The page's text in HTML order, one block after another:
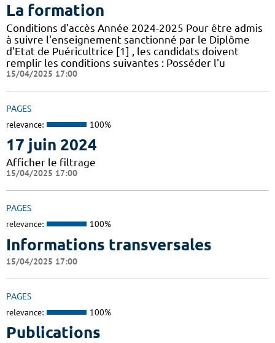
La formation
Conditions d'accès Année 2024-2025 Pour être admis
à suivre l'enseignement sanctionné par le Diplôme
d'Etat de Puéricultrice [1] , les candidats doivent
remplir les conditions suivantes : Posséder l'u
15/04/2025 17:00
PAGES
relevance: 100%
17 juin 2024
Afficher le filtrage
15/04/2025 17:00
PAGES
relevance: 100%
Informations transversales
15/04/2025 17:00
PAGES
relevance: 100%
Publications